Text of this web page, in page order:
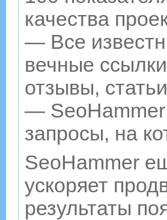
качества
— Все
вечные
отзывы,
— SeoHammer
запросы, на
SeoHammer
ускоряет
результаты